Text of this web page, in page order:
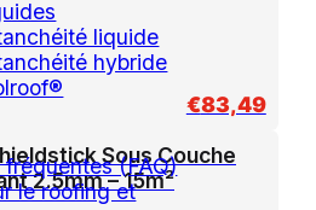
liquide
hybride
fréquentes (FAQ)
le roofing et
€83,49
Sous Couche
2.5mm – 15m²